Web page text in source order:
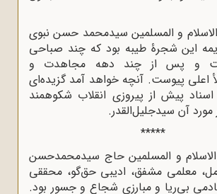
و المسلمین سیدمحمد حسن نبوی
این شجرۀ طیبه بود که چند صباحی
و پس از چند دهه مجاهدت و
اعلی پیوست. آنچه خواهد آمد گزیده‌ای
پیش از پیروزی انقلاب شکوهمند
مورد آن سیدجلیل‌القدر.
*****
و المسلمین حاج سیدمحمدحسن
معلمی مشفق، ادیبی حق‌گو، محققی
بی‌ریا و مبارزی شجاع و جسور بود.